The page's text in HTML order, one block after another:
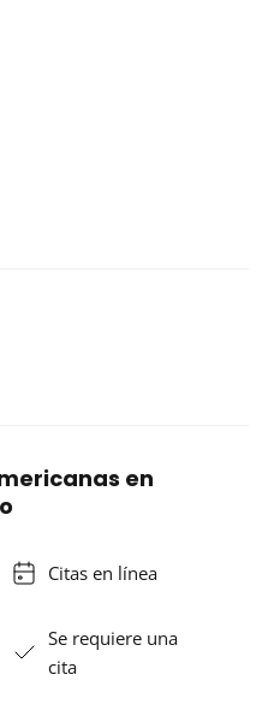
en
Citas en línea
Se requiere una
cita